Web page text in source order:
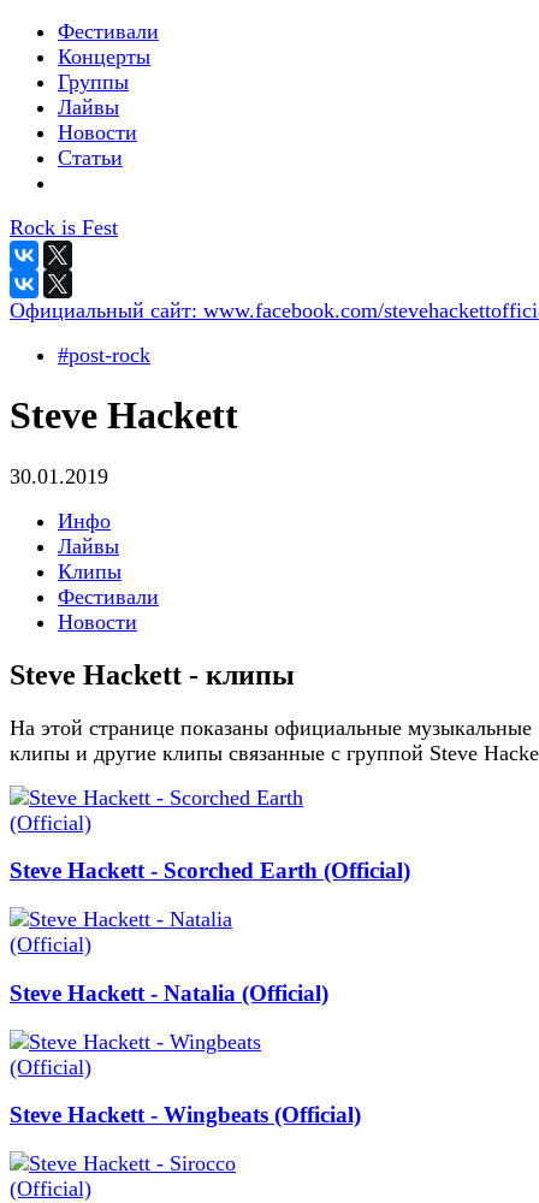
Фестивали
Концерты
Группы
Лайвы
Новости
Статьи
Rock is Fest
Официальный сайт: www.facebook.com/
#post-rock
Steve Hackett
30.01.2019
Инфо
Лайвы
Клипы
Фестивали
Новости
Steve Hackett - клипы
На этой странице показаны официальные музыкальные
клипы и другие клипы связанные с группой Steve
Steve Hackett - Scorched Earth (Official)
Steve Hackett - Natalia (Official)
Steve Hackett - Wingbeats (Official)